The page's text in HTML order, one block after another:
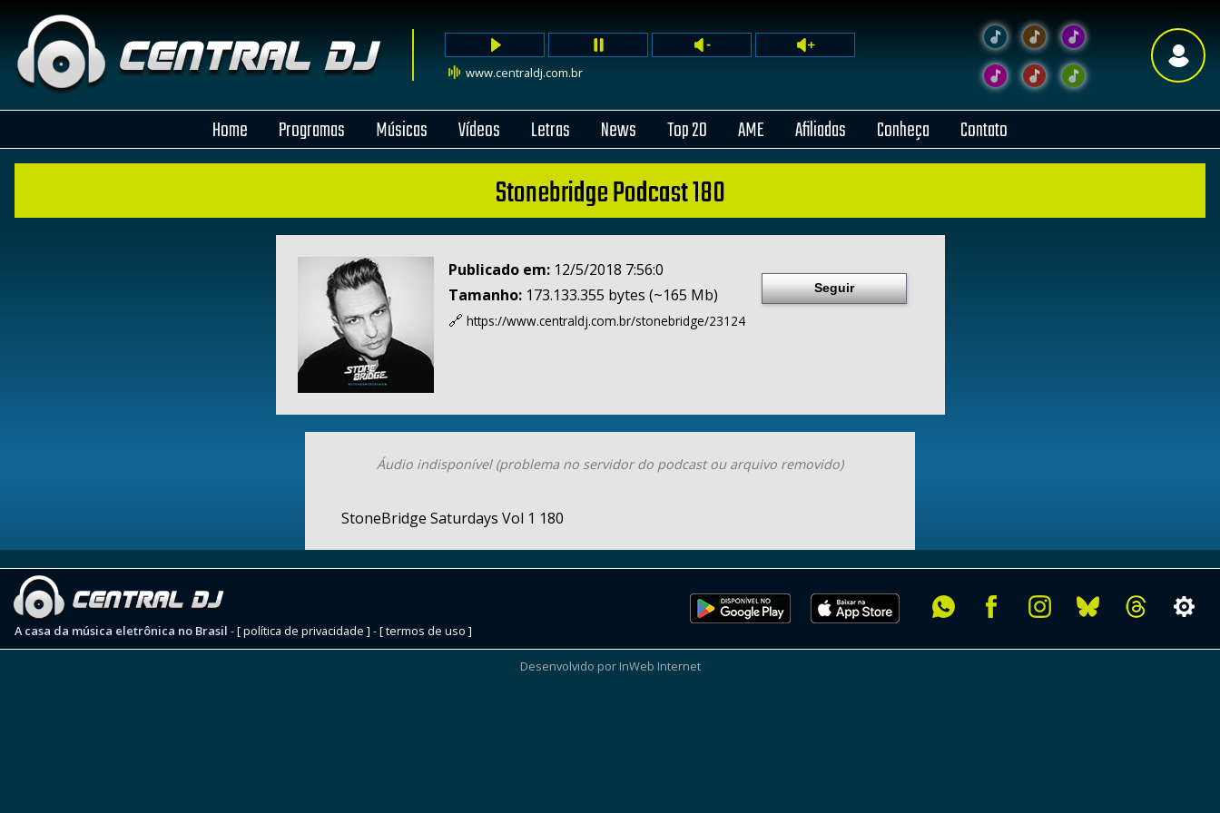
www.centraldj.com.br
Home Programas Músicas Vídeos Letras News Top 20 AME Afiliadas Conheça Contato
Stonebridge Podcast 180
Publicado em: 12/5/2018 7:56:0
Tamanho:173.133.355 bytes (~165 Mb)
🔗 https://www.centraldj.com.br/stonebridge/23124
Seguir
Áudio indisponível (problema no servidor do podcast ou arquivo removido)
StoneBridge Saturdays Vol 1 180
A casa da música eletrônica no Brasil -[ política de privacidade ] -[ termos de uso ]
Desenvolvido por InWeb Internet